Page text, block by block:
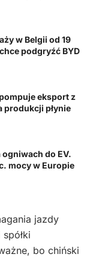
w Belgii od 19
podgryźć BYD
eksport z
produkcji płynie
do EV.
mocy w Europie
jazdy
bo chiński